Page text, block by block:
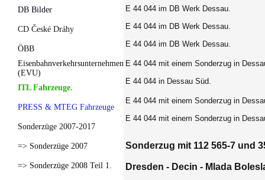
DB Bilder
CD České Dráhy
ÖBB
Eisenbahnverkehrsunternehmen
(EVU)
ITL Fahrzeuge.
PRESS & MTEG Fahrzeuge
Sonderzüge 2007-2017
=> Sonderzüge 2007
=> Sonderzüge 2008 Teil 1.
E 44 044 im DB Werk Dessau.
E 44 044 im DB Werk Dessau.
E 44 044 im DB Werk Dessau.
E 44 044 mit einem Sonderzug in
E 44 044 in Dessau Süd.
E 44 044 mit einem Sonderzug in
E 44 044 mit einem Sonderzug in
Sonderzug mit 112 565-7 und
Dresden - Decin - Mlada